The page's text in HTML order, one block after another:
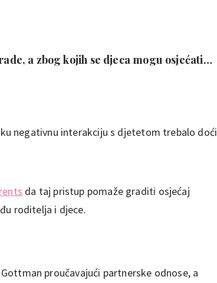
a zbog kojih se djeca mogu osjećati
negativnu interakciju s djetetom trebalo doći
da taj pristup pomaže graditi osjećaj
roditelja i djece.
proučavajući partnerske odnose, a